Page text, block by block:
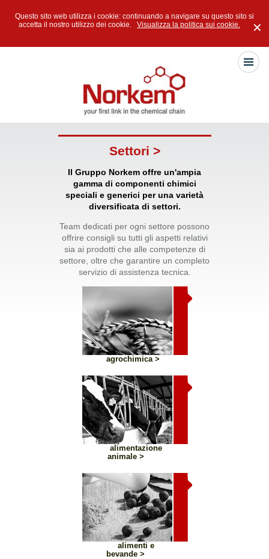
Questo sito web utilizza i cookie: continuando a navigare su questo sito si
accetta il nostro utilizzo dei cookie. Visualizza la politica sui cookie. ✕
Settori >
Il Gruppo Norkem offre un'ampia
gamma di componenti chimici
speciali e generici per una varietà
diversificata di settori.
Team dedicati per ogni settore possono
offrire consigli su tutti gli aspetti relativi
sia ai prodotti che alle competenze di
settore, oltre che garantire un completo
servizio di assistenza tecnica.
agrochimica >
alimentazione
animale >
alimenti e
bevande >